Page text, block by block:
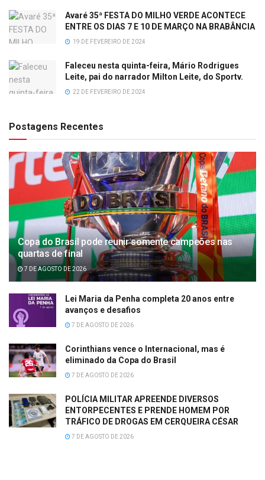
Avaré 35ª FESTA DO MILHO VERDE ACONTECE
ENTRE OS DIAS 7 E 10 DE MARÇO NA BRABÂNCIA
19 DE FEVEREIRO DE 2024
Faleceu nesta quinta-feira, Mário Rodrigues
Leite, pai do narrador Milton Leite, do Sportv.
22 DE FEVEREIRO DE 2024
Postagens Recentes
Copa do Brasil pode reunir somente campeões nas
quartas de final
7 DE AGOSTO DE 2026
Lei Maria da Penha completa 20 anos entre
avanços e desafios
7 DE AGOSTO DE 2026
Corinthians vence o Internacional, mas é
eliminado da Copa do Brasil
7 DE AGOSTO DE 2026
POLÍCIA MILITAR APREENDE DIVERSOS
ENTORPECENTES E PRENDE HOMEM POR
TRÁFICO DE DROGAS EM CERQUEIRA CÉSAR
7 DE AGOSTO DE 2026